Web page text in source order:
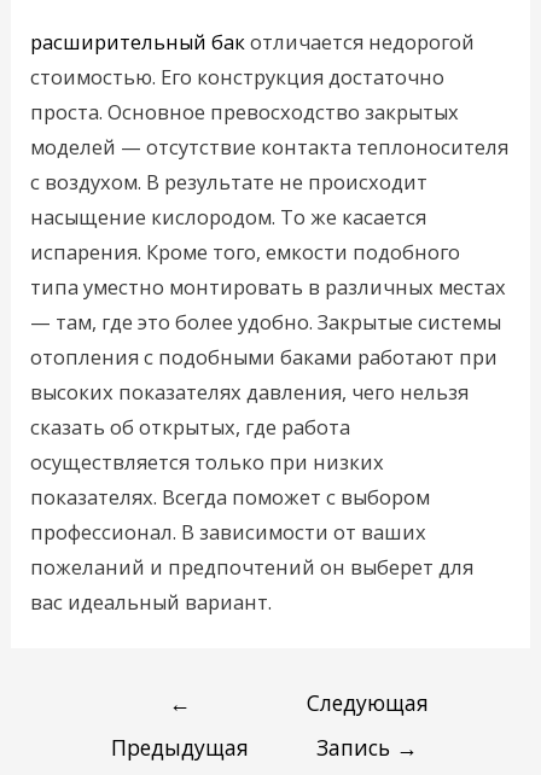
расширительный бакотличается недорогой
стоимостью. Его конструкция достаточно
проста. Основное превосходство закрытых
моделей — отсутствие контакта теплоносителя
с воздухом. В результате не происходит
насыщение кислородом. То же касается
испарения. Кроме того, емкости подобного
типа уместно монтировать в различных местах
— там, где это более удобно. Закрытые системы
отопления с подобными баками работают при
высоких показателях давления, чего нельзя
сказать об открытых, где работа
осуществляется только при низких
показателях. Всегда поможет с выбором
профессионал. В зависимости от ваших
пожеланий и предпочтений он выберет для
вас идеальный вариант.
←
Предыдущая
Следующая
Запись →